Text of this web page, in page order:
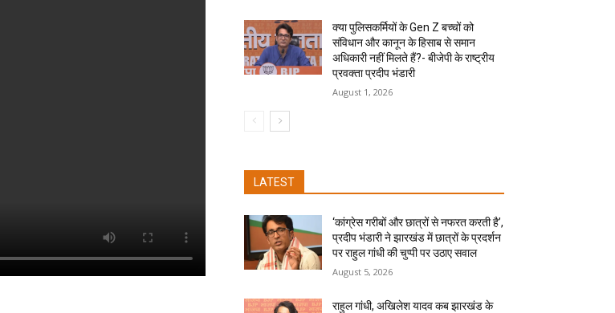
क्या पुलिसकर्मियों के Gen Z बच्चों को
संविधान और कानून के हिसाब से समान
अधिकारी नहीं मिलते हैं?- बीजेपी के राष्ट्रीय
प्रवक्ता प्रदीप भंडारी
August 1, 2026
LATEST
‘कांग्रेस गरीबों और छात्रों से नफरत करती है’,
प्रदीप भंडारी ने झारखंड में छात्रों के प्रदर्शन
पर राहुल गांधी की चुप्पी पर उठाए सवाल
August 5, 2026
राहुल गांधी, अखिलेश यादव कब झारखंड के